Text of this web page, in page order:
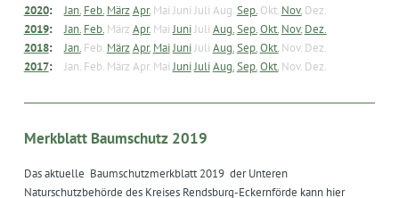
2020: Jan. Feb. MärzApr. Mai Juni Juli Aug.Sep. Okt. Nov. Dez.
2019: Jan. Feb. März Apr. Mai JuniJuli Aug.Sep.Okt. Nov. Dez.
2018: Jan. Feb. MärzApr. MaiJuniJuli Aug.Sep.Okt. Nov. Dez.
2017: Jan. Feb. März Apr. Mai JuniJuliAug.Sep.Okt. Nov. Dez.
Merkblatt Baumschutz 2019
Das aktuelle Baumschutzmerkblatt 2019 der Unteren
Naturschutzbehörde des Kreises Rendsburg-Eckernförde kann hier